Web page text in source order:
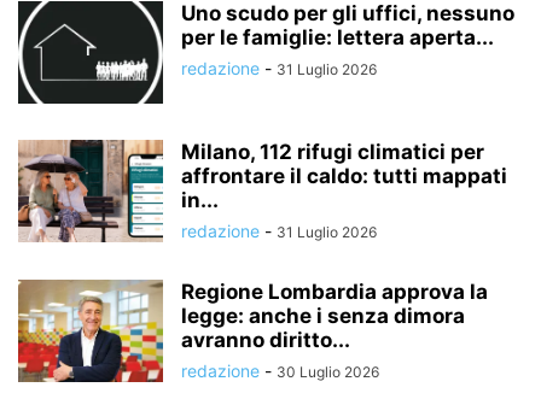
Uno scudo per gli uffici, nessuno
per le famiglie: lettera aperta...
redazione - 31 Luglio 2026
Milano, 112 rifugi climatici per
affrontare il caldo: tutti mappati
in...
redazione - 31 Luglio 2026
Regione Lombardia approva la
legge: anche i senza dimora
avranno diritto...
redazione - 30 Luglio 2026